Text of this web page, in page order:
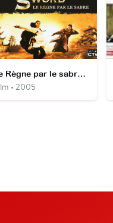
Le Règne par le sabre, Shadowless Sword
• 2005